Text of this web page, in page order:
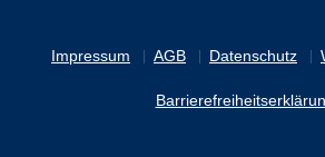
Impressum AGB Datenschutz